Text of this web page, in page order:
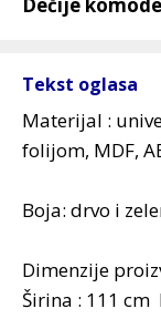
Tekst oglasa
Materijal :
folijom, MDF,
Boja: drvo i
Dimenzije
Širina : 111 cm